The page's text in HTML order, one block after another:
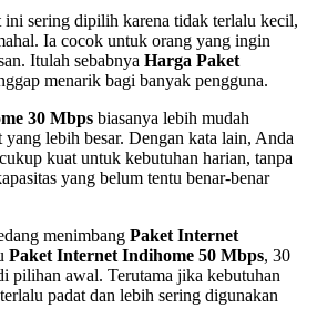
sering dipilih karena tidak terlalu kecil,
Ia cocok untuk orang yang ingin
Itulah sebabnya Harga Paket
menarik bagi banyak pengguna.
30 Mbps biasanya lebih mudah
lebih besar. Dengan kata lain, Anda
kuat untuk kebutuhan harian, tanpa
yang belum tentu benar-benar
menimbang Paket Internet
Paket Internet Indihome 50 Mbps, 30
pilihan awal. Terutama jika kebutuhan
padat dan lebih sering digunakan